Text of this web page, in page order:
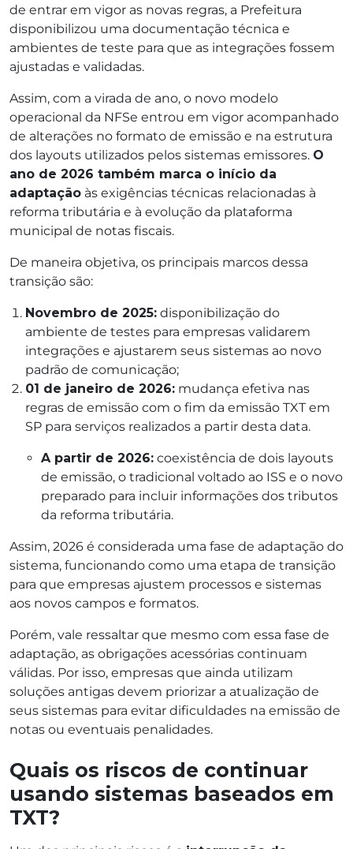
de entrar em vigor as novas regras, a Prefeitura
disponibilizou uma documentação técnica e
ambientes de teste para que as integrações fossem
ajustadas e validadas.
Assim, com a virada de ano, o novo modelo
operacional da NFSe entrou em vigor acompanhado
de alterações no formato de emissão e na estrutura
dos layouts utilizados pelos sistemas emissores. O
ano de 2026 também marca o início da
adaptação às exigências técnicas relacionadas à
reforma tributária e à evolução da plataforma
municipal de notas fiscais.
De maneira objetiva, os principais marcos dessa
transição são:
Novembro de 2025: disponibilização do
ambiente de testes para empresas validarem
integrações e ajustarem seus sistemas ao novo
padrão de comunicação;
01 de janeiro de 2026: mudança efetiva nas
regras de emissão com o fim da emissão TXT em
SP para serviços realizados a partir desta data.
A partir de 2026: coexistência de dois layouts
de emissão, o tradicional voltado ao ISS e o novo
preparado para incluir informações dos tributos
da reforma tributária.
Assim, 2026 é considerada uma fase de adaptação do
sistema, funcionando como uma etapa de transição
para que empresas ajustem processos e sistemas
aos novos campos e formatos.
Porém, vale ressaltar que mesmo com essa fase de
adaptação, as obrigações acessórias continuam
válidas. Por isso, empresas que ainda utilizam
soluções antigas devem priorizar a atualização de
seus sistemas para evitar dificuldades na emissão de
notas ou eventuais penalidades.
Quais os riscos de continuar
usando sistemas baseados em
TXT?